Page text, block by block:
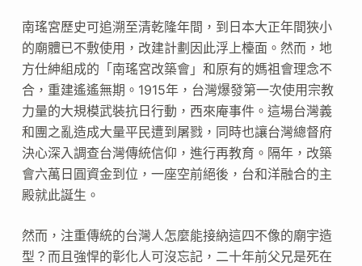
南瑤宮歷史可追溯至清乾隆年間，到日本大正年間狹小
的廟體已不敷使用，改建計劃因此浮上檯面。然而，地
方仕紳組成的「南瑤宮改築會」和原有的媽祖會理念不
合，重建遙遙無期。1915年，台灣爆發第一次使用宗教
力量的大規模武裝抗日行動，西來庵事件。這場台灣義
和團之亂造成大量平民遭到屠戮，同時也讓台灣總督府
決心深入調查台灣傳統信仰，進行再教育。隔年，改築
會六萬日圓資金到位，一座空前絕後，台和洋融合的主
殿就此誕生。
然而，注重傳統的台灣人怎麼能接納這四不像的廟宇造
型？而且強悍的彰化人可沒忘記，二十年前父兄是死在